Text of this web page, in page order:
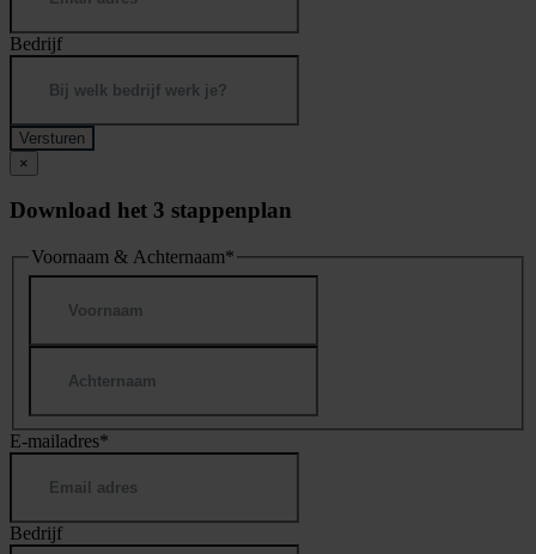
Bedrijf
×
Download het 3 stappenplan
Voornaam & Achternaam*
E-mailadres*
Bedrijf